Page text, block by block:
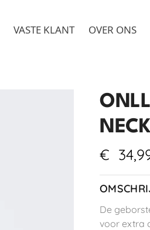
VASTE KLANT OVER ONS
€
De
voor extra